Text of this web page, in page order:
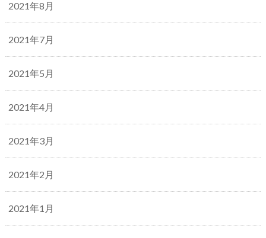
2021年8月
2021年7月
2021年5月
2021年4月
2021年3月
2021年2月
2021年1月